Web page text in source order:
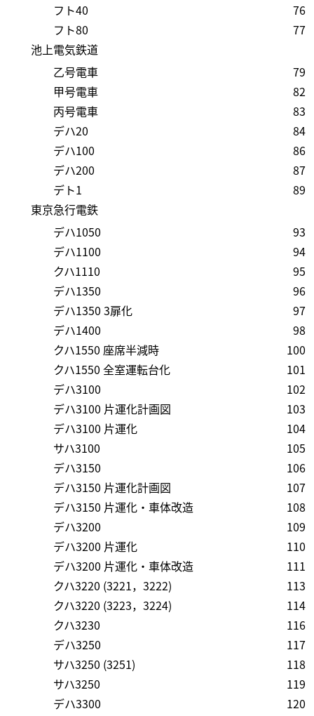
フト40
76
フト80
77
池上電気鉄道
乙号電車
79
甲号電車
82
丙号電車
83
デハ20
84
デハ100
86
デハ200
87
デト1
89
東京急行電鉄
デハ1050
93
デハ1100
94
クハ1110
95
デハ1350
96
デハ1350 3扉化
97
デハ1400
98
クハ1550 座席半減時
100
クハ1550 全室運転台化
101
デハ3100
102
デハ3100 片運化計画図
103
デハ3100 片運化
104
サハ3100
105
デハ3150
106
デハ3150 片運化計画図
107
デハ3150 片運化・車体改造
108
デハ3200
109
デハ3200 片運化
110
デハ3200 片運化・車体改造
111
クハ3220 (3221，3222)
113
クハ3220 (3223，3224)
114
クハ3230
116
デハ3250
117
サハ3250 (3251)
118
サハ3250
119
デハ3300
120